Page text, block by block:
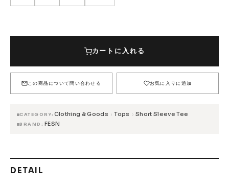
DOG TOWN
AREth Pro-Tec DENIS DANG SHADES
oddCIRKUS NARROW GAGE HEATED WHEEL
SILVER FOX
在庫なし
5,720円(税込)
BLACK
5,720円(税込)
在庫なし
5,720円(税込)
在庫なし
5,720円(税込)
在庫なし
5,720円(税込)
在庫なし
SIZE
カートに入れる
この商品について問い合わせる お気に入りに追加
CATEGORY Clothing & Goods › Tops › Short Sleeve Tee
BRAND FESN
DETAIL